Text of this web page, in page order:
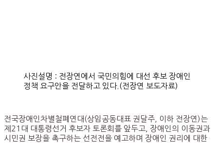
사진설명 : 전장연에서 국민의힘에 대선 후보 장애인
정책 요구안을 전달하고 있다.(전장연 보도자료)
전국장애인차별철폐연대(상임공동대표 권달주, 이하 전장연)는
제21대 대통령선거 후보자 토론회를 앞두고, 장애인의 이동권과
시민권 보장을 촉구하는 선전전을 예고하며 장애인 권리에 대한